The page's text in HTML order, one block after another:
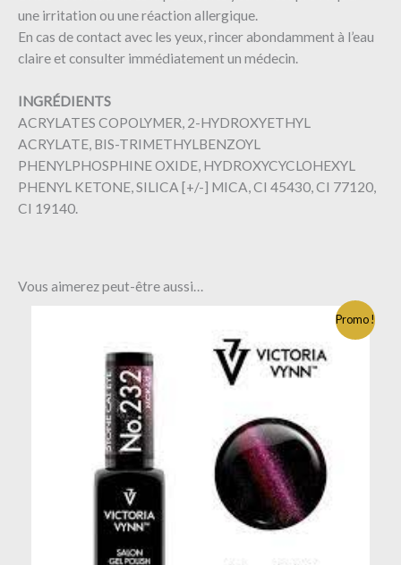
une irritation ou une réaction allergique.
En cas de contact avec les yeux, rincer abondamment à l’eau
claire et consulter immédiatement un médecin.
INGRÉDIENTS
ACRYLATES COPOLYMER, 2-HYDROXYETHYL
ACRYLATE, BIS-TRIMETHYLBENZOYL
PHENYLPHOSPHINE OXIDE, HYDROXYCYCLOHEXYL
PHENYL KETONE, SILICA [+/-] MICA, CI 45430, CI 77120,
CI 19140.
Vous aimerez peut-être aussi…
Promo !